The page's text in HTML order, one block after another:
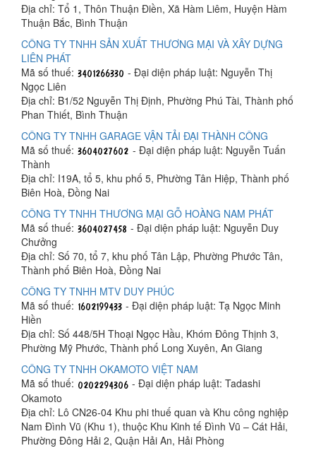
Địa chỉ: Tổ 1, Thôn Thuận Điền, Xã Hàm Liêm, Huyện Hàm
Thuận Bắc, Bình Thuận
CÔNG TY TNHH SẢN XUẤT THƯƠNG MẠI VÀ XÂY DỰNG
LIÊN PHÁT
Mã số thuế:
- Đại diện pháp luật: Nguyễn Thị
Ngọc Liên
Địa chỉ: B1/52 Nguyễn Thị Định, Phường Phú Tài, Thành phố
Phan Thiết, Bình Thuận
CÔNG TY TNHH GARAGE VẬN TẢI ĐẠI THÀNH CÔNG
Mã số thuế:
- Đại diện pháp luật: Nguyễn Tuấn
Thành
Địa chỉ: I19A, tổ 5, khu phố 5, Phường Tân Hiệp, Thành phố
Biên Hoà, Đồng Nai
CÔNG TY TNHH THƯƠNG MẠI GỖ HOÀNG NAM PHÁT
Mã số thuế:
- Đại diện pháp luật: Nguyễn Duy
Chưởng
Địa chỉ: Số 70, tổ 7, khu phố Tân Lập, Phường Phước Tân,
Thành phố Biên Hoà, Đồng Nai
CÔNG TY TNHH MTV DUY PHÚC
Mã số thuế:
- Đại diện pháp luật: Tạ Ngọc Minh
Hiền
Địa chỉ: Số 448/5H Thoại Ngọc Hầu, Khóm Đông Thịnh 3,
Phường Mỹ Phước, Thành phố Long Xuyên, An Giang
CÔNG TY TNHH OKAMOTO VIỆT NAM
Mã số thuế:
- Đại diện pháp luật: Tadashi
Okamoto
Địa chỉ: Lô CN26-04 Khu phi thuế quan và Khu công nghiệp
Nam Đình Vũ (Khu 1), thuộc Khu Kinh tế Đình Vũ – Cát Hải,
Phường Đông Hải 2, Quận Hải An, Hải Phòng